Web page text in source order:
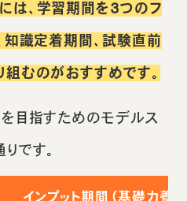
は、学習期間を3つのフ
知識定着期間、試験直前
むのがおすすめです。
目指すためのモデルス
です。
インプット期間（基礎力養成